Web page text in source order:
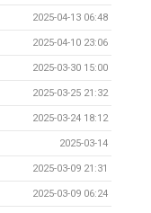
2025-04-13 06:48
2025-04-10 23:06
2025-03-30 15:00
2025-03-25 21:32
2025-03-24 18:12
2025-03-14
2025-03-09 21:31
2025-03-09 06:24